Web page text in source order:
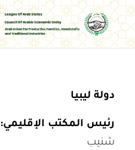
دولة ليبيا
رئيس المكتب الإقليمي:
شنيب